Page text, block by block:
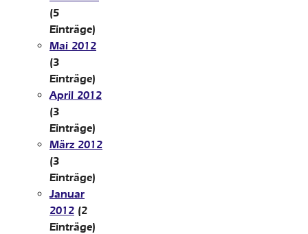
(5
Einträge)
Mai 2012
(3
Einträge)
April 2012
(3
Einträge)
März 2012
(3
Einträge)
Januar
2012 (2
Einträge)